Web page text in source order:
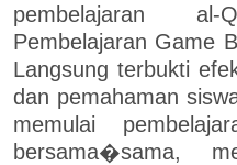
pembelajaran al-
Pembelajaran Game
Langsung terbukti
dan pemahaman
memulai
bersama�sama,